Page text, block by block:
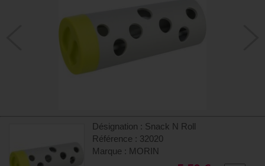
Désignation : Snack N Roll
Référence : 32020
Marque : MORIN